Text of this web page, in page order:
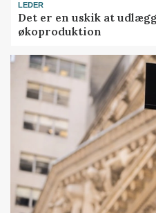
LEDER
Det er en uskik at
økoproduktion